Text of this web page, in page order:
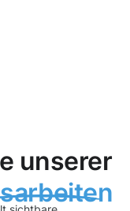
unserer